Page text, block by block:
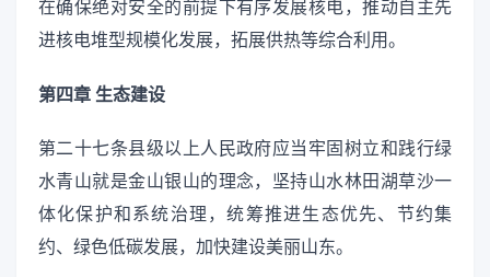
在确保绝对安全的前提下有序发展核电，推动自主先
进核电堆型规模化发展，拓展供热等综合利用。
第四章 生态建设
第二十七条县级以上人民政府应当牢固树立和践行绿
水青山就是金山银山的理念，坚持山水林田湖草沙一
体化保护和系统治理，统筹推进生态优先、节约集
约、绿色低碳发展，加快建设美丽山东。